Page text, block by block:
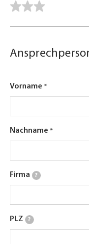
Vorname
Nachname
Firma ?
PLZ ?